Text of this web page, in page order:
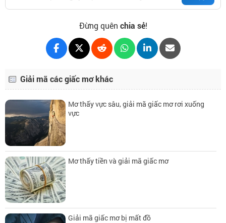
Đừng quên chia sẻ!
Giải mã các giấc mơ khác
Mơ thấy vực sâu, giải mã giấc mơ rơi xuống
vực
Mơ thấy tiền và giải mã giấc mơ
Giải mã giấc mơ bị mất đồ